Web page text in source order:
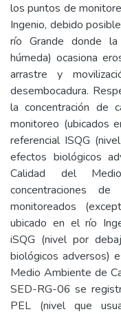
los puntos de
Ingenio, debido
río Grande donde
húmeda) ocasiona
arrastre y
desembocadura.
la concentración de
monitoreo (ubicados
referencial ISQG
efectos biológicos
Calidad del
concentraciones
monitoreados
ubicado en el río
iSQG (nivel por
biológicos adversos)
Medio Ambiente de
SED-RG-06 se
PEL (nivel que